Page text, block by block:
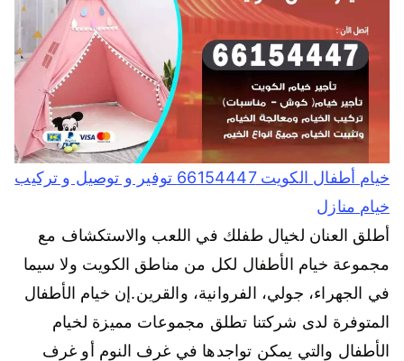
خيام أطفال الكويت 66154447 توفير و توصيل و تركيب
خيام منازل
أطلق العنان لخيال طفلك في اللعب والاستكشاف مع
مجموعة خيام الأطفال لكل من مناطق الكويت ولا سيما
في الجهراء، جولي، الفروانية، والقرين.إن خيام الأطفال
المتوفرة لدى شركتنا تطلق مجموعات مميزة لخيام
الأطفال والتي يمكن تواجدها في غرف النوم أو غرف